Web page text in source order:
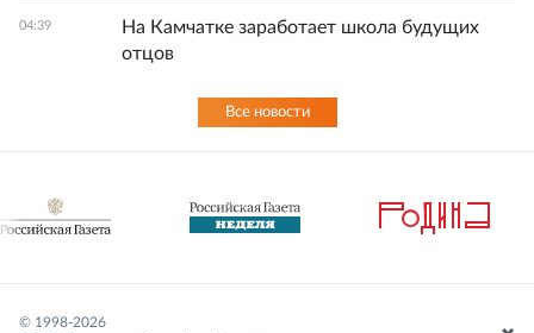
04:39
На Камчатке заработает школа будущих
отцов
Все новости
© 1998-2026